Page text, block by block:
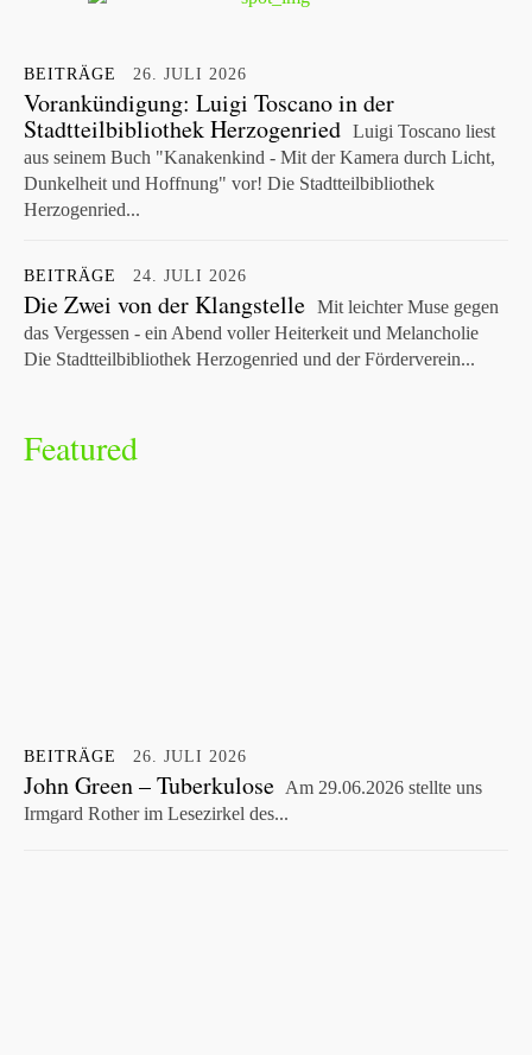
BEITRÄGE 26. JULI 2026
Vorankündigung: Luigi Toscano in der
Stadtteilbibliothek Herzogenried Luigi Toscano liest
aus seinem Buch "Kanakenkind - Mit der Kamera durch Licht,
Dunkelheit und Hoffnung" vor! Die Stadtteilbibliothek
Herzogenried...
BEITRÄGE 24. JULI 2026
Die Zwei von der Klangstelle Mit leichter Muse gegen
das Vergessen - ein Abend voller Heiterkeit und Melancholie
Die Stadtteilbibliothek Herzogenried und der Förderverein...
Featured
BEITRÄGE 26. JULI 2026
John Green – Tuberkulose Am 29.06.2026 stellte uns
Irmgard Rother im Lesezirkel des...